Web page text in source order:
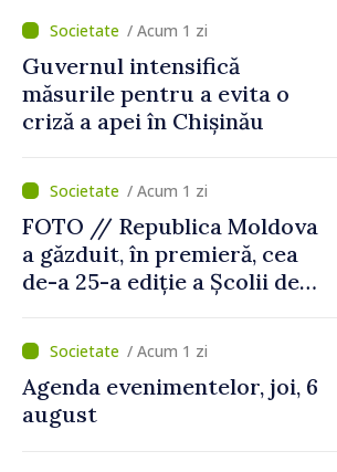
și folosirea cunoștințelor în
situații reale/ Acum 1 zi
Guvernul intensifică
măsurile pentru a evita o
criză a apei în Chișinău
/ Acum 1 zi
FOTO // Republica Moldova
a găzduit, în premieră, cea
de-a 25-a ediție a Școlii de
/ Acum 1 zi
Agenda evenimentelor, joi, 6
august